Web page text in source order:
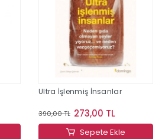
Ultra İşlenmiş İnsanlar
390,00 TL 273,00 TL
Sepete Ekle